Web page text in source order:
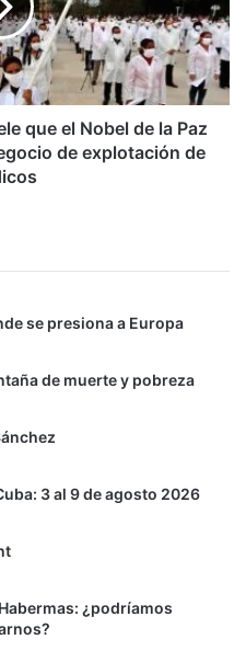
que el Nobel de la Paz
de explotación de
se presiona a Europa
de muerte y pobreza
3 al 9 de agosto 2026
¿podríamos